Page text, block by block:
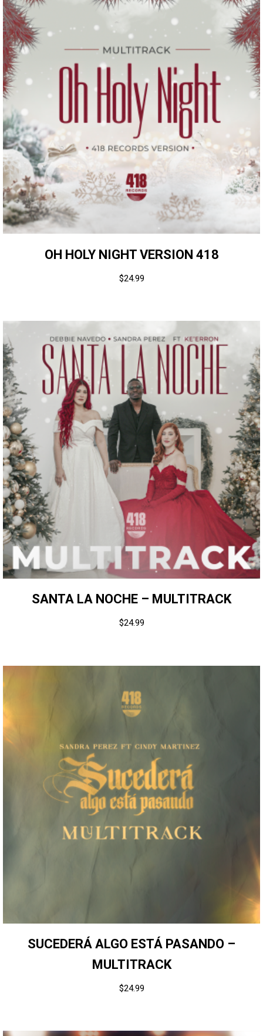
OH HOLY NIGHT VERSION 418
$24.99
SANTA LA NOCHE – MULTITRACK
$24.99
SUCEDERÁ ALGO ESTÁ PASANDO –
MULTITRACK
$24.99